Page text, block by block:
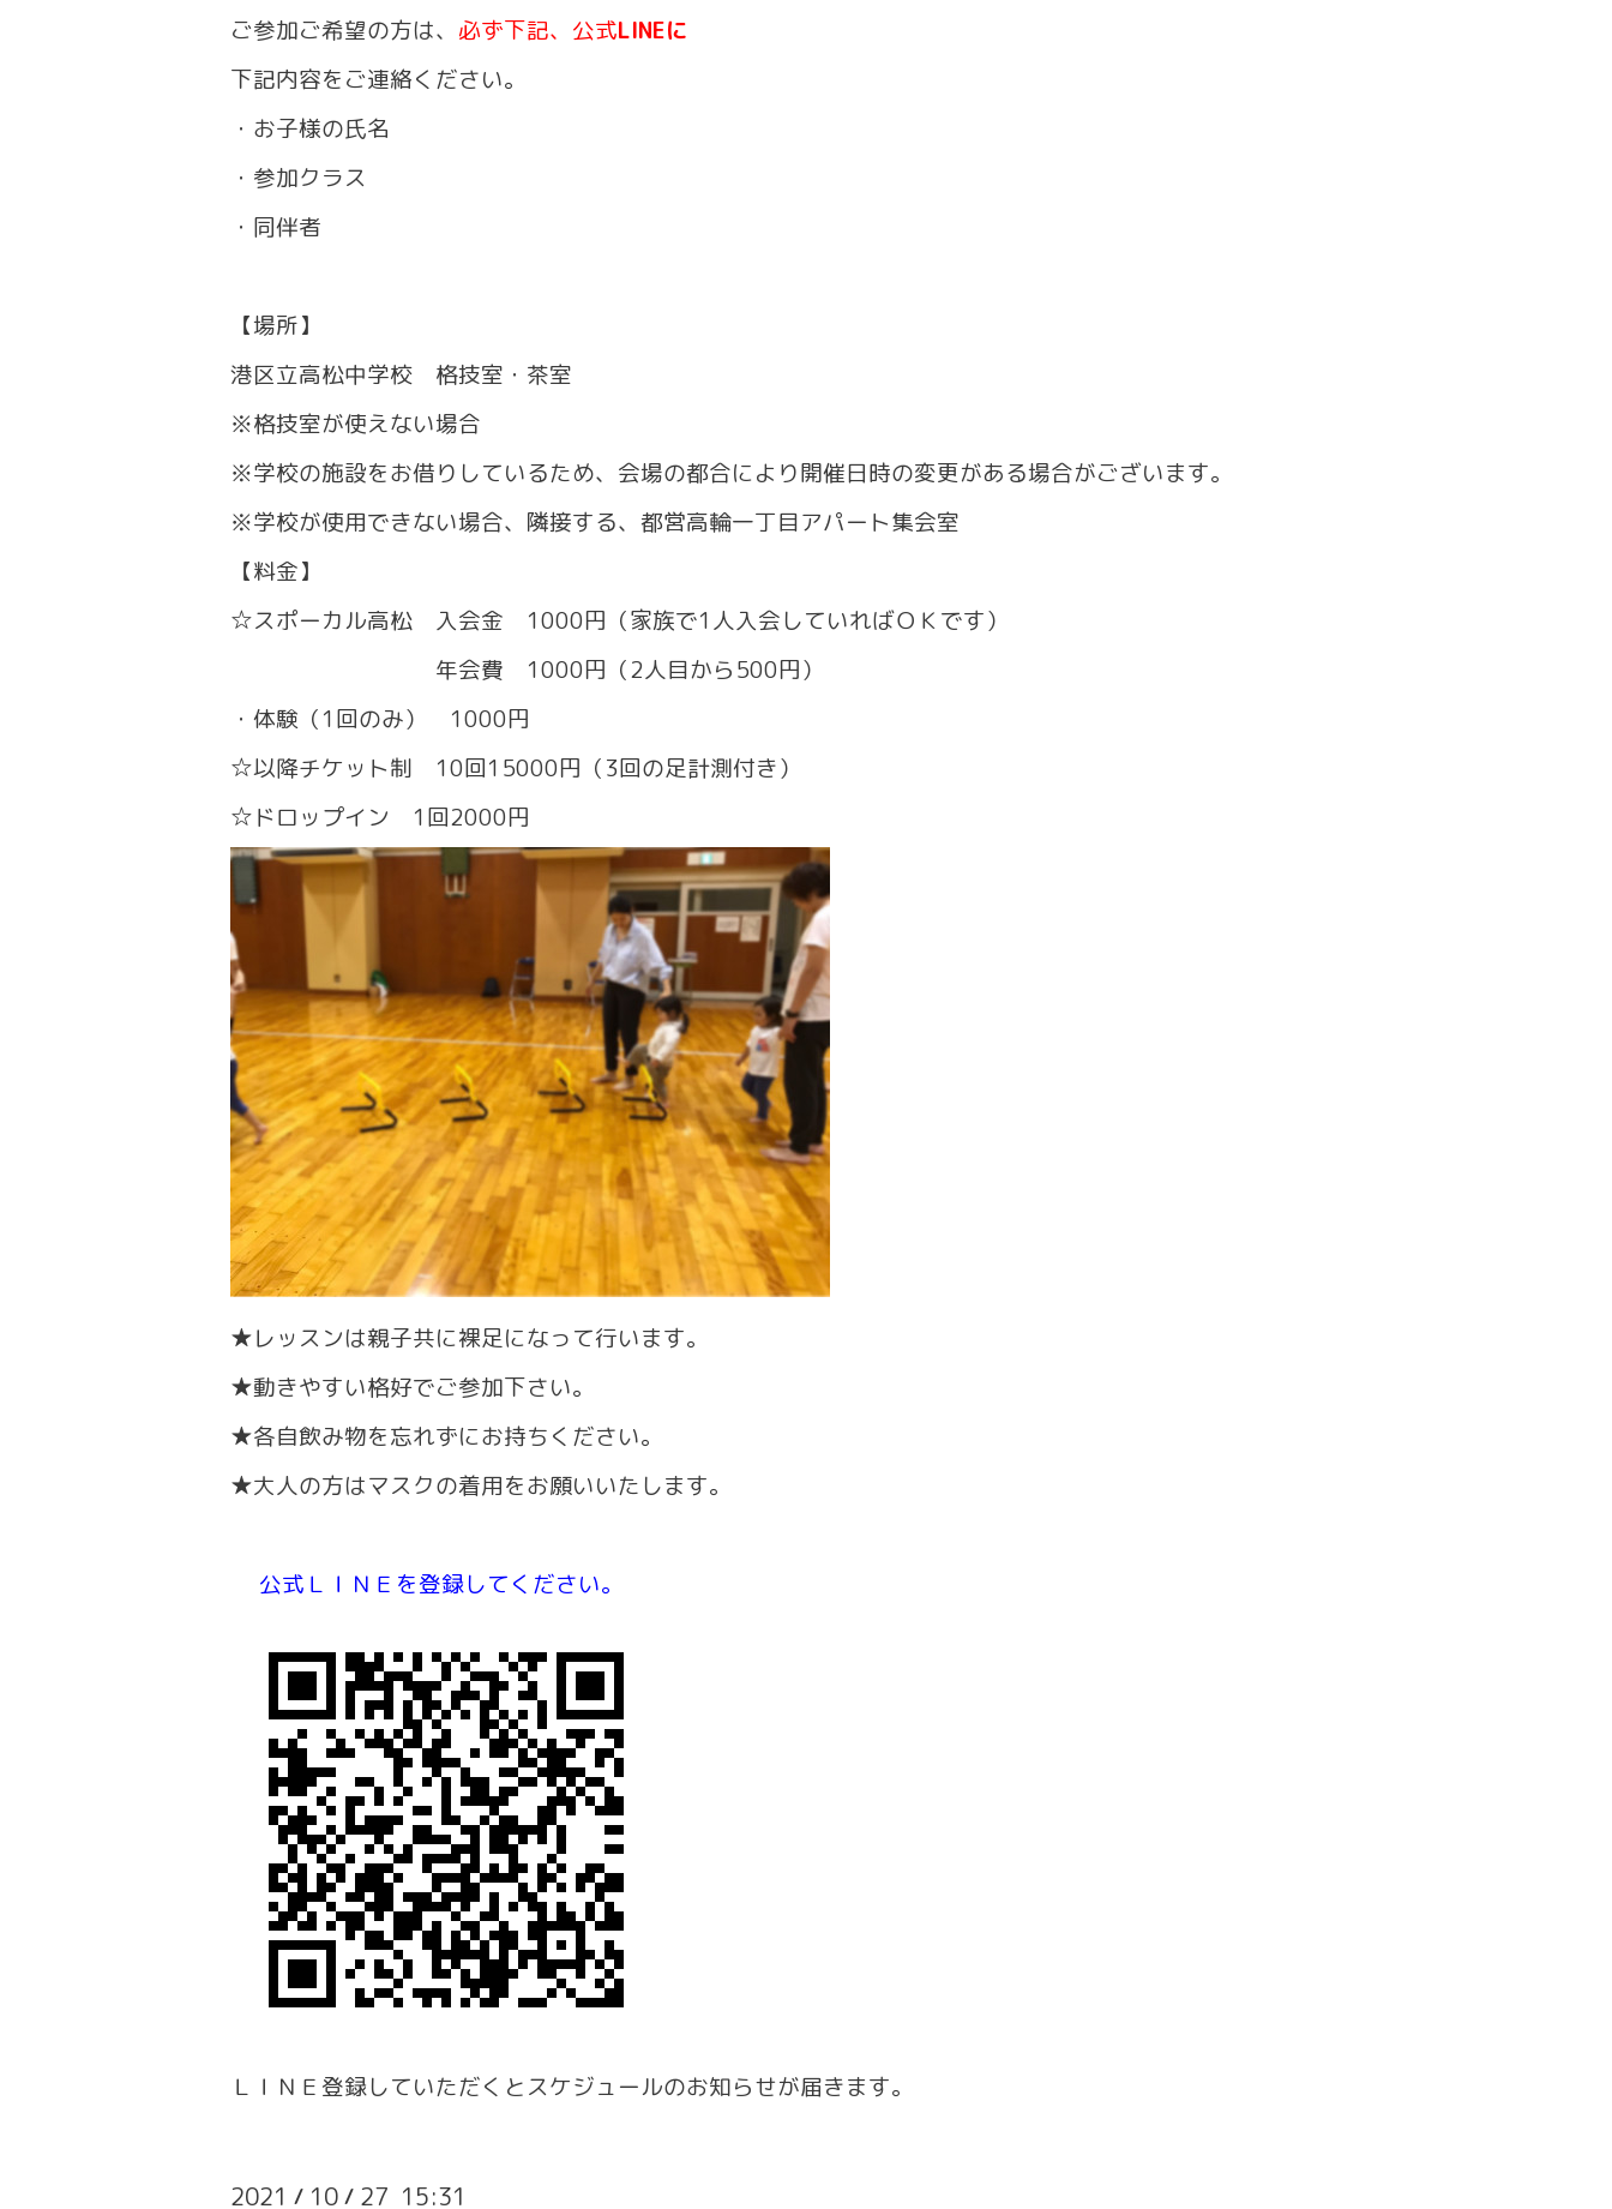
ご参加ご希望の方は、 必ず下記、公式LINEに
下記内容をご連絡ください。
・お子様の氏名
・参加クラス
・同伴者
【場所】
港区立高松中学校 格技室・茶室
※格技室が使えない場合
※学校の施設をお借りしているため、会場の都合により開催日時の変更がある場合がございます。
※学校が使用できない場合、隣接する、都営高輪一丁目アパート集会室
【料金】
☆スポーカル高松 入会金 1000円（家族で1人入会していればＯＫです）
年会費 1000円（2人目から500円）
・体験（1回のみ） 1000円
☆以降チケット制 10回15000円（3回の足計測付き）
☆ドロップイン 1回2000円
★レッスンは親子共に裸足になって行います。
★動きやすい格好でご参加下さい。
★各自飲み物を忘れずにお持ちください。
★大人の方はマスクの着用をお願いいたします。
公式ＬＩＮＥを登録してください。
ＬＩＮＥ登録していただくとスケジュールのお知らせが届きます。
2021 / 10 / 27 15:31